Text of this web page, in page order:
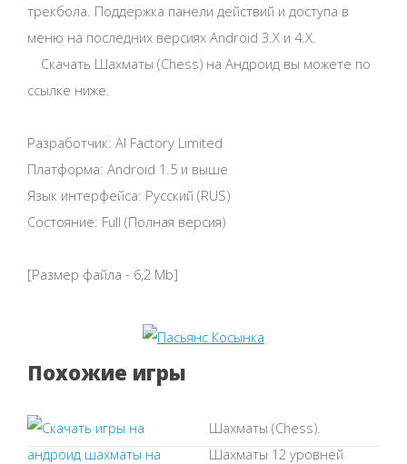
трекбола. Поддержка панели действий и доступа в
меню на последних версиях Android 3.X и 4.X.
Скачать Шахматы (Chess) на Андроид вы можете по
ссылке ниже.
Разработчик: AI Factory Limited
Платформа: Android 1.5 и выше
Язык интерфейса: Русский (RUS)
Состояние: Full (Полная версия)
[Размер файла - 6,2 Mb]
Похожие игры
Шахматы (Chess).
Шахматы 12 уровней